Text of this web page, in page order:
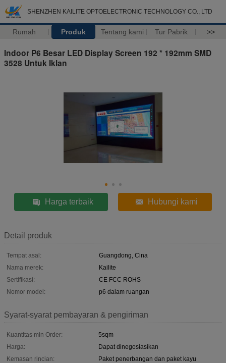
SHENZHEN KAILITE OPTOELECTRONIC TECHNOLOGY CO., LTD
Rumah Produk Tentang kami Tur Pabrik >>
Indoor P6 Besar LED Display Screen 192 * 192mm SMD
3528 Untuk Iklan
Harga terbaik Hubungi kami
Detail produk
Tempat asal:
Guangdong, Cina
Nama merek:
Kailite
Sertifikasi:
CE FCC ROHS
Nomor model:
p6 dalam ruangan
Syarat-syarat pembayaran & pengiriman
Kuantitas min Order:
5sqm
Harga:
Dapat dinegosiasikan
Kemasan rincian:
Paket penerbangan dan paket kayu